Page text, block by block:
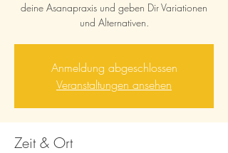
deine Asanapraxis und geben Dir Variationen
und Alternativen.
Anmeldung abgeschlossen
Veranstaltungen ansehen
Zeit & Ort